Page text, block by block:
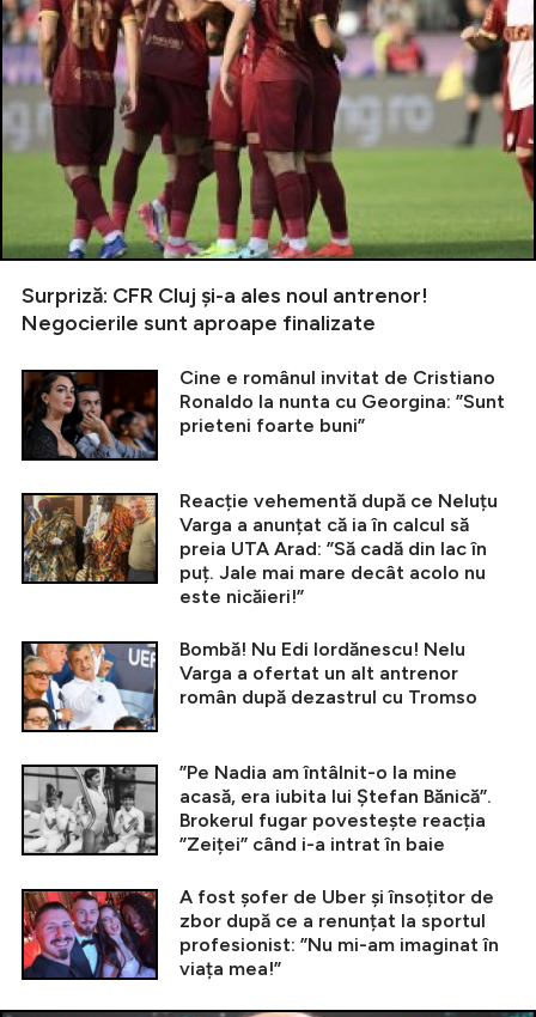
Surpriză: CFR Cluj și-a ales noul antrenor!
Negocierile sunt aproape finalizate
Cine e românul invitat de Cristiano
Ronaldo la nunta cu Georgina: ”Sunt
prieteni foarte buni”
Reacție vehementă după ce Neluțu
Varga a anunțat că ia în calcul să
preia UTA Arad: ”Să cadă din lac în
puț. Jale mai mare decât acolo nu
este nicăieri!”
Bombă! Nu Edi Iordănescu! Nelu
Varga a ofertat un alt antrenor
român după dezastrul cu Tromso
”Pe Nadia am întâlnit-o la mine
acasă, era iubita lui Ștefan Bănică”.
Brokerul fugar povestește reacția
”Zeiței” când i-a intrat în baie
A fost șofer de Uber și însoțitor de
zbor după ce a renunțat la sportul
profesionist: ”Nu mi-am imaginat în
viața mea!”